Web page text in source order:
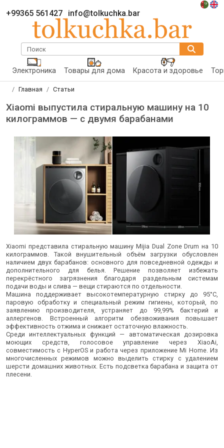
+99365 561427 info@tolkuchka.bar
Поиск
Электроника Товары для дома Красота и здоровье
Главная Статьи
Xiaomi выпустила стиральную машину на 10
килограммов — с двумя барабанами
Xiaomi представила стиральную машину Mijia Dual Zone Drum на 10
килограммов. Такой внушительный объём загрузки обусловлен
наличием двух барабанов: основного для повседневной одежды и
дополнительного для белья. Решение позволяет избежать
перекрёстного загрязнения благодаря раздельным системам
подачи воды и слива — вещи стираются по отдельности.
Машина поддерживает высокотемпературную стирку до 95°C,
паровую обработку и специальный режим гигиены, который, по
заявлению производителя, устраняет до 99,99% бактерий и
аллергенов. Встроенный алгоритм обезвоживания повышает
эффективность отжима и снижает остаточную влажность.
Среди интеллектуальных функций — автоматическая дозировка
моющих средств, голосовое управление через XiaoAi,
совместимость с HyperOS и работа через приложение Mi Home. Из
многочисленных режимов можно выделить стирку с удалением
шерсти домашних животных. Есть подсветка барабана и защита от
плесени.